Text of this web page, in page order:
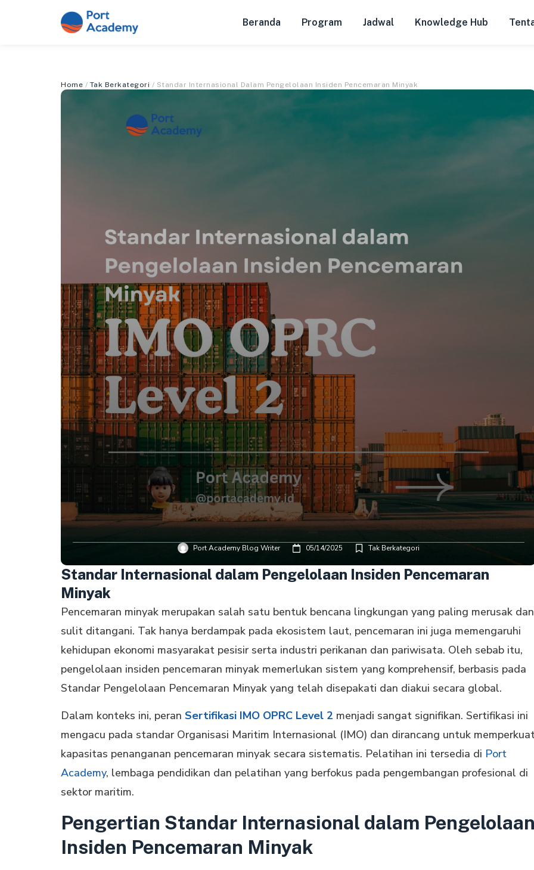
Beranda Program Jadwal Knowledge Hub
Home / Tak Berkategori / Standar Internasional Dalam Pengelolaan Insiden Pencemaran Minyak
Port Academy Blog Writer 05/14/2025 Tak Berkategori
Standar Internasional dalam Pengelolaan Insiden Pencemaran
Minyak
Pencemaran minyak merupakan salah satu bentuk bencana lingkungan yang paling merusak dan
sulit ditangani. Tak hanya berdampak pada ekosistem laut, pencemaran ini juga memengaruhi
kehidupan ekonomi masyarakat pesisir serta industri perikanan dan pariwisata. Oleh sebab itu,
pengelolaan insiden pencemaran minyak memerlukan sistem yang komprehensif, berbasis pada
Standar Pengelolaan Pencemaran Minyak yang telah disepakati dan diakui secara global.
Dalam konteks ini, peran Sertifikasi IMO OPRC Level 2 menjadi sangat signifikan. Sertifikasi ini
mengacu pada standar Organisasi Maritim Internasional (IMO) dan dirancang untuk
kapasitas penanganan pencemaran minyak secara sistematis. Pelatihan ini tersedia di Port
Academy, lembaga pendidikan dan pelatihan yang berfokus pada pengembangan profesional di
sektor maritim.
Pengertian Standar Internasional dalam
Insiden Pencemaran Minyak